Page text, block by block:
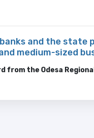
and the state
medium-sized
from the Odesa